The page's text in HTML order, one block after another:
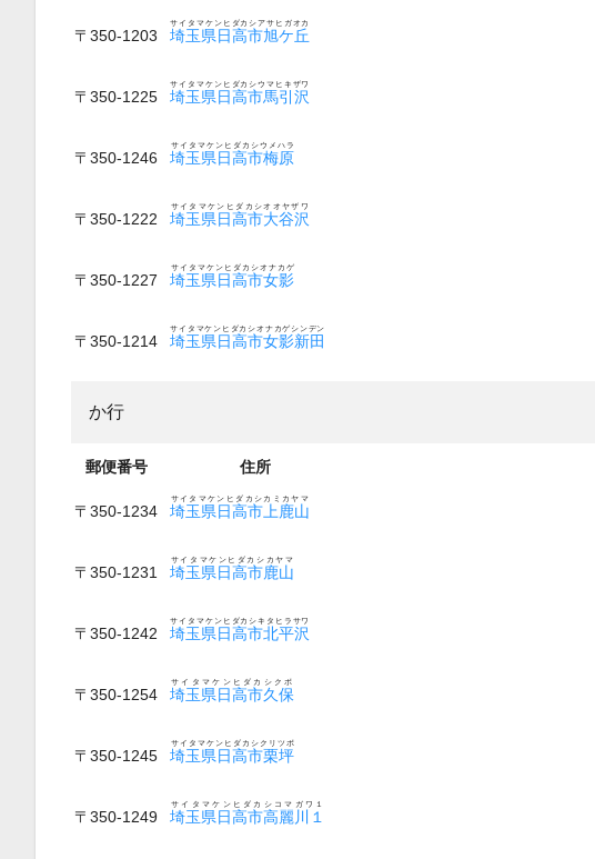
〒350-1203 埼玉県日高市旭ケ丘
サイタマケンヒダカシアサヒガオカ
〒350-1225 埼玉県日高市馬引沢
サイタマケンヒダカシウマヒキザワ
〒350-1246 埼玉県日高市梅原
サイタマケンヒダカシウメハラ
〒350-1222 埼玉県日高市大谷沢
サイタマケンヒダカシオオヤザワ
〒350-1227 埼玉県日高市女影
サイタマケンヒダカシオナカゲ
〒350-1214 埼玉県日高市女影新田
サイタマケンヒダカシオナカゲシンデン
か行
郵便番号 住所
〒350-1234 埼玉県日高市上鹿山
サイタマケンヒダカシカミカヤマ
〒350-1231 埼玉県日高市鹿山
サイタマケンヒダカシカヤマ
〒350-1242 埼玉県日高市北平沢
サイタマケンヒダカシキタヒラサワ
〒350-1254 埼玉県日高市久保
サイタマケンヒダカシクボ
〒350-1245 埼玉県日高市栗坪
サイタマケンヒダカシクリツボ
〒350-1249 埼玉県日高市高麗川１
サイタマケンヒダカシコマガワ１